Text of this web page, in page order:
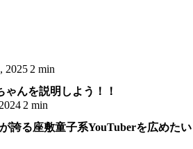
2025 2 min
ゃんを説明しよう！！
2 min
誇る座敷童子系YouTuberを広めたい